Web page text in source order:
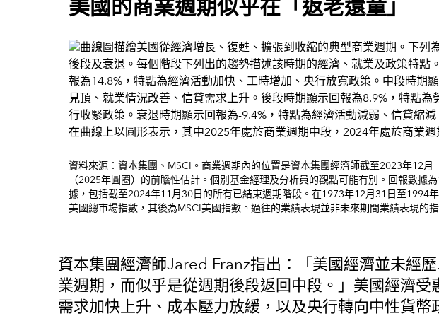
美國的商業週期似乎在「返老還童」
資料來源：資本集團、MSCI。商業週期內的位置是資本集團經濟師截至2023年12月
（2025年圓圈）的前瞻性估計。個別基金經理及分析員的觀點可能有別。回報數據
據，包括截至2024年11月30日的所有已結束週期階段。在1973年12月31日至1994
美國總市場指數，其後為MSCI美國指數。過往的業績表現並非未來期間業績表現的指
資本集團經濟師Jared Franz指出：「美國經濟並未經
業週期，而似乎是從週期後段返回中段。」美國經濟受
需求加快上升、成本壓力放緩，以及央行轉向中性貨幣